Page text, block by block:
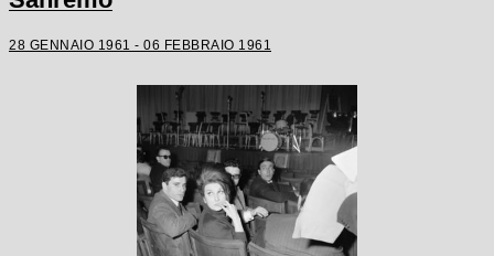
28 GENNAIO 1961 - 06 FEBBRAIO 1961